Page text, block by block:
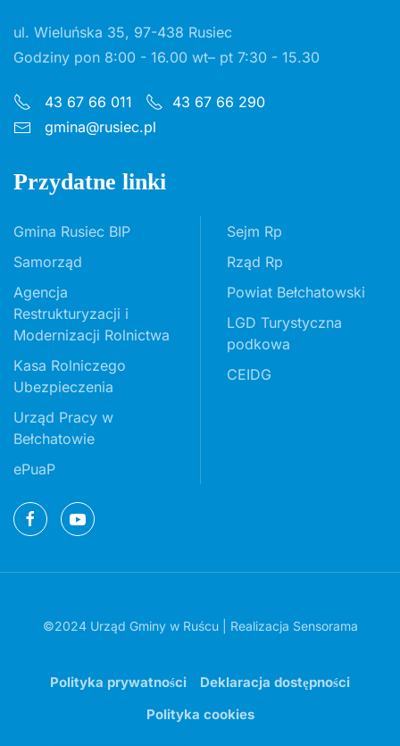
ul. Wieluńska 35, 97-438 Rusiec
Godziny pon 8:00 - 16.00 wt– pt 7:30 - 15.30
43 67 66 011
43 67 66 290
gmina@rusiec.pl
Przydatne linki
Gmina Rusiec BIP
Samorząd
Agencja
Restrukturyzacji i
Modernizacji Rolnictwa
Kasa Rolniczego
Ubezpieczenia
Urząd Pracy w
Bełchatowie
ePuaP
Sejm Rp
Rząd Rp
Powiat Bełchatowski
LGD Turystyczna
podkowa
CEIDG
©2024 Urząd Gminy w Ruścu | Realizacja Sensorama
Polityka prywatności
Deklaracja dostępności
Polityka cookies